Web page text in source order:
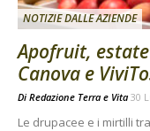
NOTIZIE DALLE AZIENDE
Apofruit,
Canova e
Di Redazione Terra e Vita 30
Le drupacee e i mirtilli